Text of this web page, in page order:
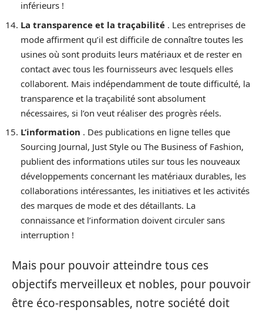
inférieurs !
La transparence et la traçabilité . Les entreprises de
mode affirment qu’il est difficile de connaître toutes les
usines où sont produits leurs matériaux et de rester en
contact avec tous les fournisseurs avec lesquels elles
collaborent. Mais indépendamment de toute difficulté, la
transparence et la traçabilité sont absolument
nécessaires, si l’on veut réaliser des progrès réels.
L’information . Des publications en ligne telles que
Sourcing Journal, Just Style ou The Business of Fashion,
publient des informations utiles sur tous les nouveaux
développements concernant les matériaux durables, les
collaborations intéressantes, les initiatives et les activités
des marques de mode et des détaillants. La
connaissance et l’information doivent circuler sans
interruption !
Mais pour pouvoir atteindre tous ces
objectifs merveilleux et nobles, pour pouvoir
être éco-responsables, notre société doit